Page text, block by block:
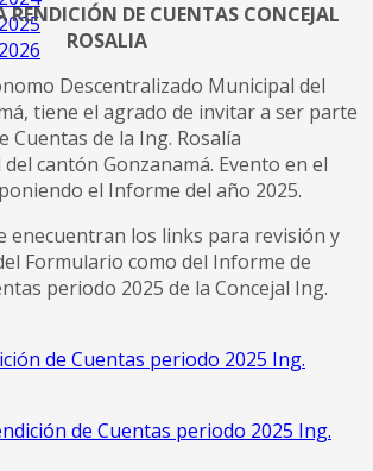
DE CUENTAS CONCEJAL
ROSALIA
Descentralizado Municipal del
tiene el agrado de invitar a ser parte
Cuentas de la Ing. Rosalía
cantón Gonzanamá. Evento en el
el Informe del año 2025.
enecuentran los links para revisión y
Formulario como del Informe de
periodo 2025 de la Concejal Ing.
de Cuentas periodo 2025 Ing.
de Cuentas periodo 2025 Ing.